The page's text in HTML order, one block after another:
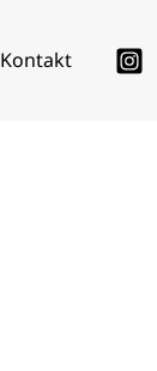
Kontakt